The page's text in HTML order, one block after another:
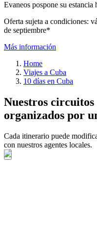
Evaneos pospone su estancia
Oferta sujeta a condiciones:
de septiembre*
Más información
Home
Viajes a Cuba
10 días en Cuba
Nuestros circuitos
organizados por
Cada itinerario puede
con nuestros agentes locales.